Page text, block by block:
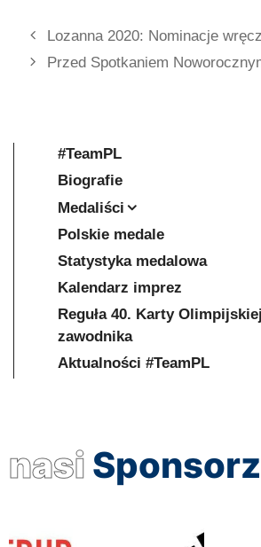
Lozanna 2020: Nominacje
Przed Spotkaniem
#TeamPL
Biografie
Medaliści
Polskie medale
Statystyka medalowa
Kalendarz imprez
Reguła 40. Karty
zawodnika
Aktualności #TeamPL
nasi